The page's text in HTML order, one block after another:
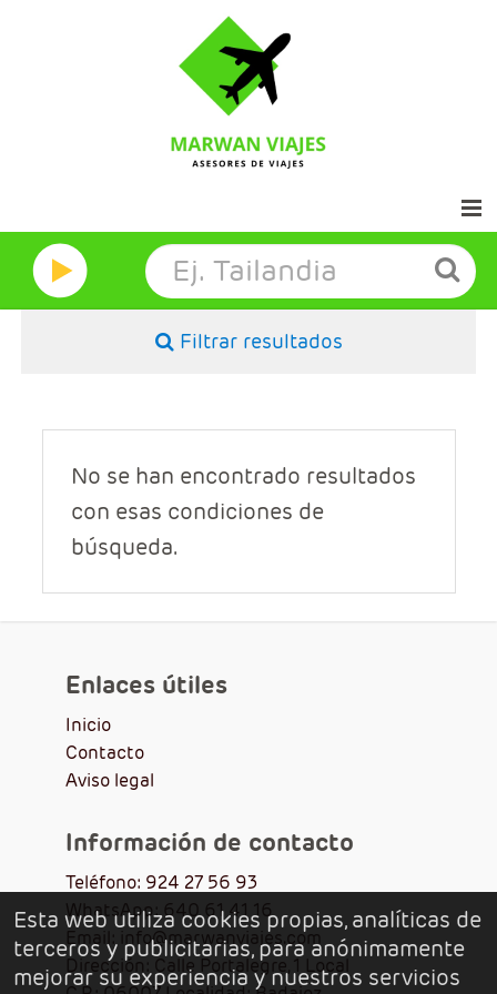
Inicio
Marwan Grandes Viajes
Filtrar resultados
No se han encontrado resultados
con esas condiciones de
búsqueda.
Enlaces útiles
Inicio
Contacto
Aviso legal
Información de contacto
Teléfono: 924 27 56 93
WhatsApp: 640 61 41 16
Email: info@marwanviajes.com
Dirección: Calle Portalegre, 1 Local
Esta web utiliza cookies propias, analíticas de
terceros y publicitarias, para anónimamente
mejorar su experiencia y nuestros servicios